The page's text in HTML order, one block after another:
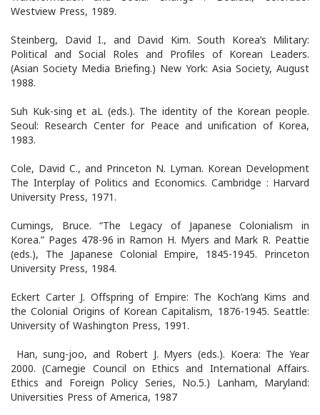
Westview Press, 1989.
Steinberg, David I., and David Kim. South Korea’s Military:
Political and Social Roles and Profiles of Korean Leaders.
(Asian Society Media Briefing.) New York: Asia Society, August
1988.
Suh Kuk-sing et aL (eds.). The identity of the Korean people.
Seoul: Research Center for Peace and unification of Korea,
1983.
Cole, David C., and Princeton N. Lyman. Korean Development
The Interplay of Politics and Economics. Cambridge : Harvard
University Press, 1971.
Cumings, Bruce. “The Legacy of Japanese Colonialism in
Korea.” Pages 478-96 in Ramon H. Myers and Mark R. Peattie
(eds.), The Japanese Colonial Empire, 1845-1945. Princeton
University Press, 1984.
Eckert Carter J. Offspring of Empire: The Koch’ang Kims and
the Colonial Origins of Korean Capitalism, 1876-1945. Seattle:
University of Washington Press, 1991.
Han, sung-joo, and Robert J. Myers (eds.). Koera: The Year
2000. (Carnegie Council on Ethics and International Affairs.
Ethics and Foreign Policy Series, No.5.) Lanham, Maryland:
Universities Press of America, 1987